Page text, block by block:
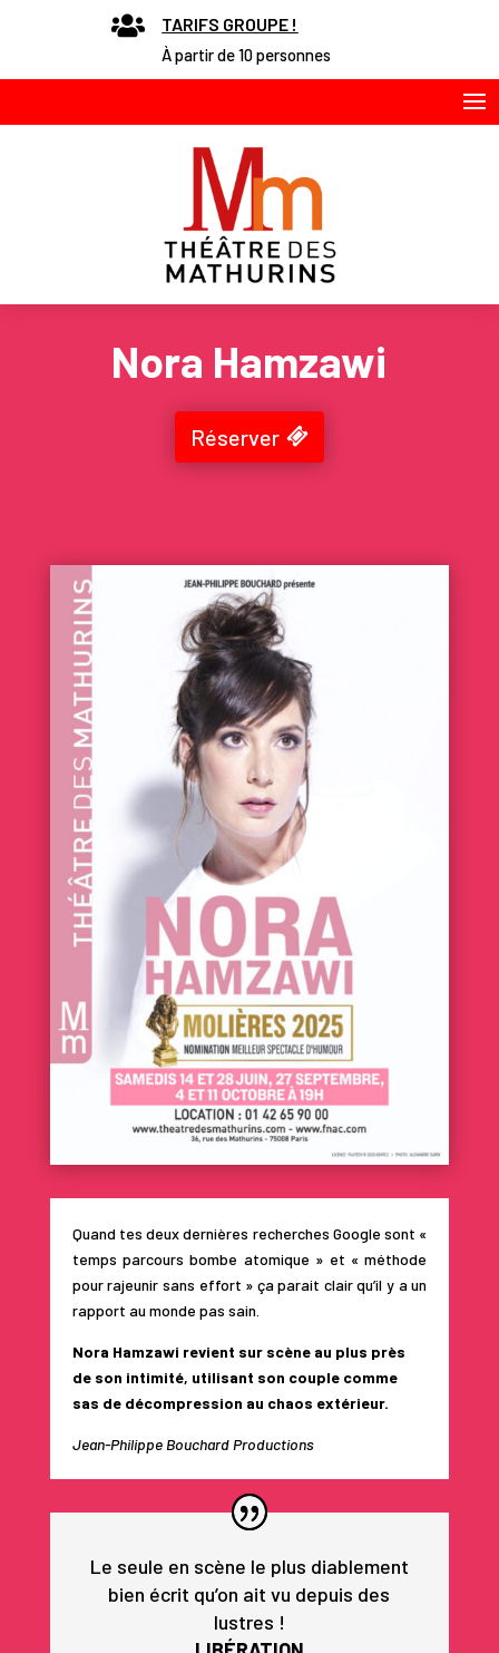
 TARIFS GROUPE !
À partir de 10 personnes
Nora Hamzawi
Réserver
Quand tes deux dernières recherches Google sont «
temps parcours bombe atomique » et « méthode
pour rajeunir sans effort » ça parait clair qu’il y a un
rapport au monde pas sain.
Nora Hamzawi revient sur scène au plus près
de son intimité, utilisant son couple comme
sas de décompression au chaos extérieur.
Jean-Philippe Bouchard Productions
Le seule en scène le plus diablement
bien écrit qu’on ait vu depuis des
lustres !